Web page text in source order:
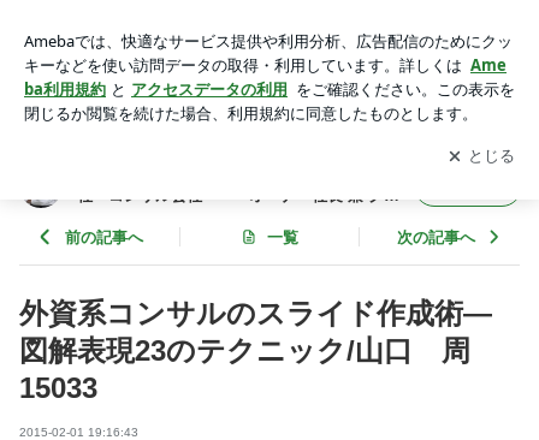
山口 周 15033 | 年間365冊×今年22年目 武道場主 兼 投資
会社・コンサル会社 オーナー社長 兼 グロービス経営大
学院准教授による読書日記
アプリをダウンロードして ブログの更新通知
を受け取りまし
ょう。
開く
社・コンサル会社 オーナー社長 兼 グロ
前の記事へ 一覧 次の記事へ
外資系コンサルのスライド作成術―
図解表現23のテクニック/山口 周
15033
2015-02-01 19:16:43